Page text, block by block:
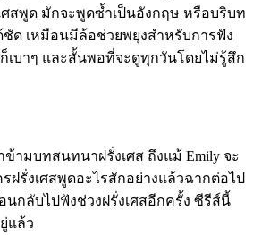
ศสพูด มักจะพูดซ้ำเป็นอังกฤษ หรือบริบท
ด เหมือนมีล้อช่วยพยุงสำหรับการฟัง
เบาๆ และสั้นพอที่จะดูทุกวันโดยไม่รู้สึก
ข้ามบทสนทนาฝรั่งเศส ถึงแม้ Emily จะ
ฝรั่งเศสพูดอะไรสักอย่างแล้วฉากต่อไป
นกลับไปฟังช่วงฝรั่งเศสอีกครั้ง ซีรีส์นี้
แล้ว